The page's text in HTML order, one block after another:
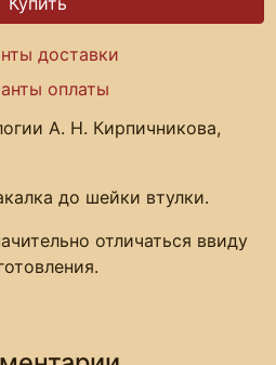
доставки
оплаты
А. Н. Кирпичникова,
до шейки втулки.
отличаться ввиду